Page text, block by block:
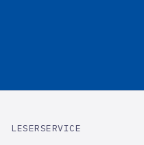
LESERSERVICE